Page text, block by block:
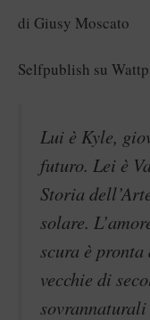
di Giusy Moscato
Selfpublish su
Lui è Kyle,
futuro. Lei è
Storia
solare.
scura è
vecchie di